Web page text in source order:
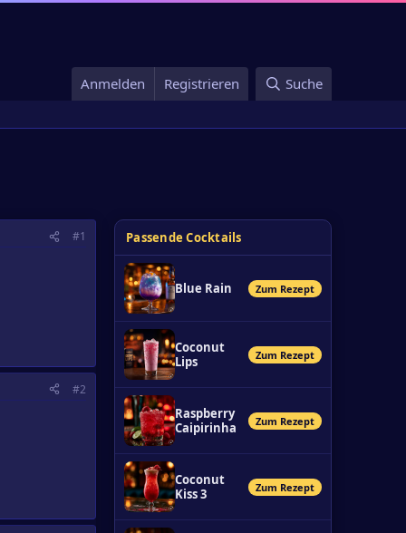
Anmelden Registrieren Suche
#1
#2
Passende Cocktails
Blue Rain Zum Rezept
Coconut
Lips
Zum Rezept
Raspberry
Caipirinha
Zum Rezept
Coconut
Kiss 3
Zum Rezept